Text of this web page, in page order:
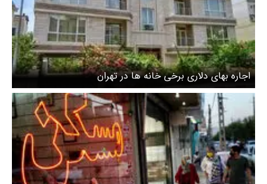
اجاره بهای دلاری برخی خانه ها در تهران